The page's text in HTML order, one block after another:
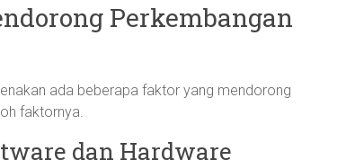
Perkembangan
ada beberapa faktor yang mendorong
faktornya.
dan Hardware